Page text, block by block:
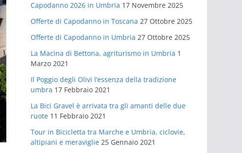
Capodanno 2026 in Umbria 17 Novembre 2025
Offerte di Capodanno in Toscana 27 Ottobre 2025
Offerte di Capodanno in Umbria 27 Ottobre 2025
La Macina di Bettona, agriturismo in Umbria 1
Marzo 2021
Il Poggio degli Olivi l’essenza della tradizione
umbra 17 Febbraio 2021
La Bici Gravel è arrivata tra gli amanti delle due
ruote 11 Febbraio 2021
Tour in Bicicletta tra Marche e Umbria, ciclovie,
altipiani e meraviglie 25 Gennaio 2021